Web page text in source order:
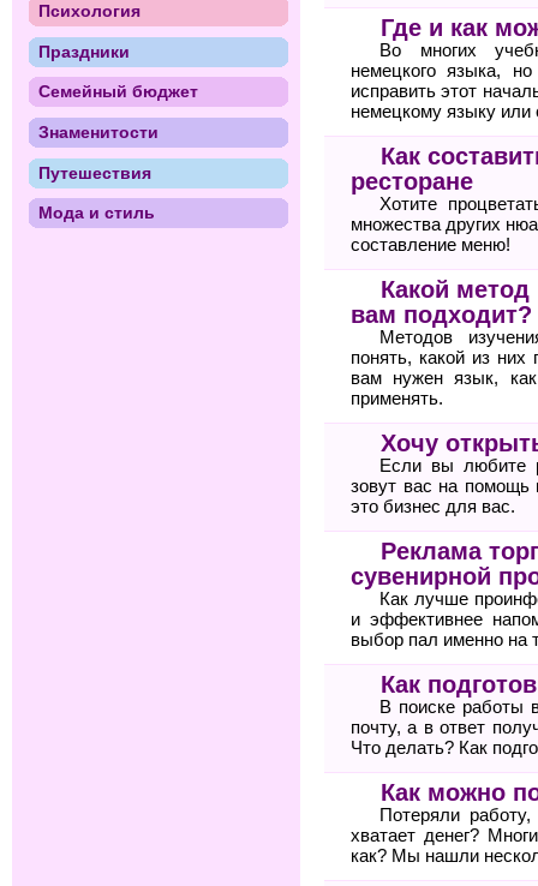
Где и как
Во многих
немецкого языка,
исправить этот
немецкому языку
Как
ресторане
Хотите
множества других
составление меню!
Какой метод
вам подходит?
Методов
понять, какой из
вам нужен язык,
применять.
Хочу
Если вы любите
зовут вас на
это бизнес для вас.
Реклама
сувенирной
Как лучше
и эффективнее
выбор пал именно на
Как
В поиске работы
почту, а в ответ
Что делать? Как
Как можно
Потеряли
хватает денег?
как? Мы нашли
Психология
Праздники
Семейный бюджет
Знаменитости
Путешествия
Мода и стиль